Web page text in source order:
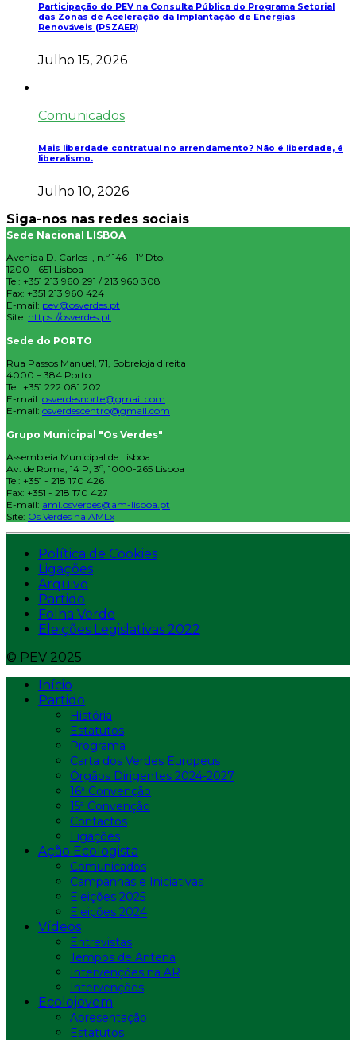
Participação do PEV na Consulta Pública do Programa Setorial
das Zonas de Aceleração da Implantação de Energias
Renováveis (PSZAER)
Julho 15, 2026
Comunicados
Mais liberdade contratual no arrendamento? Não é liberdade, é
liberalismo.
Julho 10, 2026
Siga-nos nas redes sociais
Sede Nacional LISBOA
Avenida D. Carlos I, n.º 146 - 1º Dto.
1200 - 651 Lisboa
Tel: +351 213 960 291 / 213 960 308
Fax: +351 213 960 424
E-mail: pev@osverdes.pt
Site: https://osverdes.pt
Sede do PORTO
Rua Passos Manuel, 71, Sobreloja direita
4000 – 384 Porto
Tel: +351 222 081 202
E-mail: osverdesnorte@gmail.com
E-mail: osverdescentro@gmail.com
Grupo Municipal "Os Verdes"
Assembleia Municipal de Lisboa
Av. de Roma, 14 P, 3º, 1000-265 Lisboa
Tel: +351 - 218 170 426
Fax: +351 - 218 170 427
E-mail: aml.osverdes@am-lisboa.pt
Site: Os Verdes na AMLx
Política de Cookies
Ligações
Arquivo
Partido
Folha Verde
Eleições Legislativas 2022
© PEV 2025
Início
Partido
História
Estatutos
Programa
Carta dos Verdes Europeus
Órgãos Dirigentes 2024-2027
16ª Convenção
15ª Convenção
Contactos
Ligações
Ação Ecologista
Comunicados
Campanhas e Iniciativas
Eleições 2025
Eleições 2024
Vídeos
Entrevistas
Tempos de Antena
Intervenções na AR
Intervenções
Ecolojovem
Apresentação
Estatutos